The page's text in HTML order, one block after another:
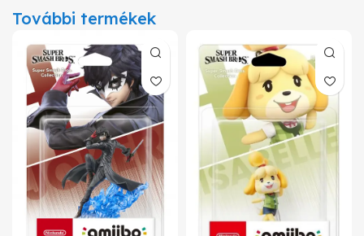
További termékek